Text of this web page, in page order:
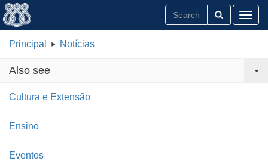
Principal Notícias
Also see
Cultura e Extensão
Ensino
Eventos